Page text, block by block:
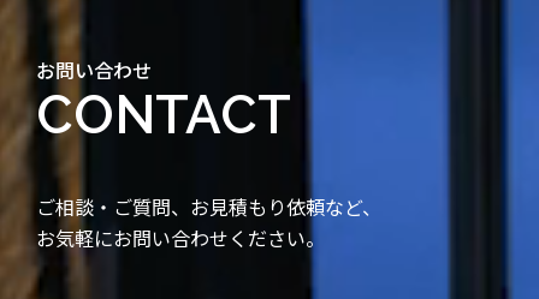
お問い合わせ
CONTACT
ご相談・ご質問、お見積もり依頼など、
お気軽にお問い合わせください。